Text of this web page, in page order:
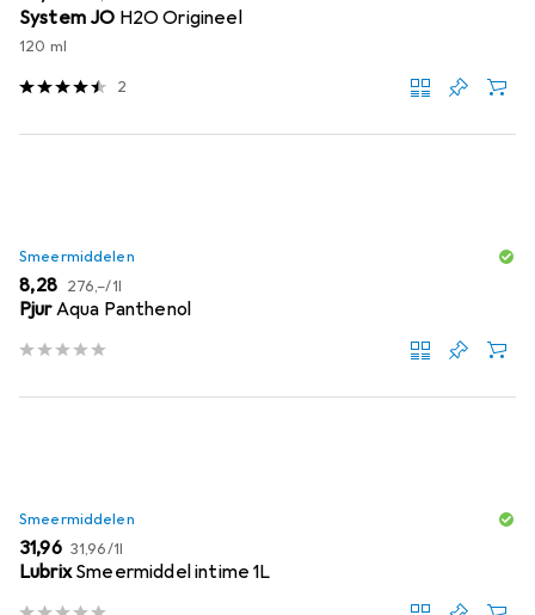
System JO H2O Origineel
120 ml
2
Smeermiddelen
EUR
8,28 EUR
276,–/1l
PjurAqua Panthenol
Smeermiddelen
EUR
31,96 EUR
31,96/1l
Lubrix Smeermiddel intime 1L